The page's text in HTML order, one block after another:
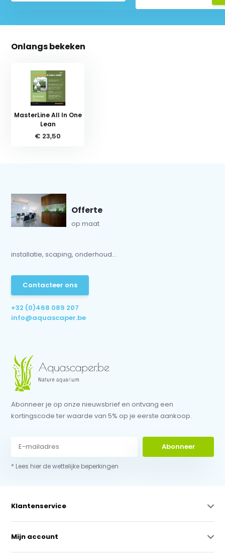
Onlangs bekeken
MasterLine All In One
Lean
€ 23,50
Offerte
op maat
installatie, scaping, onderhoud...
Contacteer ons
+32 (0)468 089 207
info@aquascaper.be
Abonneer je op onze nieuwsbrief en ontvang een
kortingscode ter waarde van 5% op je eerste aankoop.
Abonneer
* Lees hier de wettelijke beperkingen
Klantenservice
Mijn account